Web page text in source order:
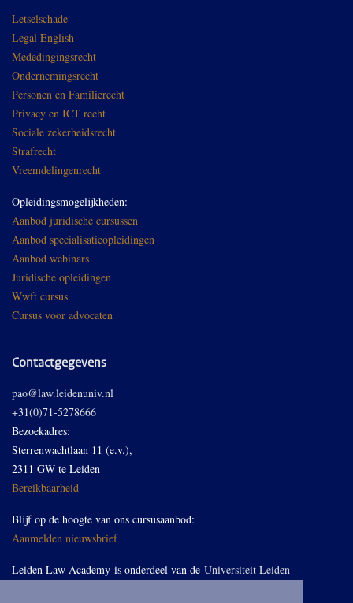
Letselschade
Legal English
Mededingingsrecht
Ondernemingsrecht
Personen en Familierecht
Privacy en ICT recht
Sociale zekerheidsrecht
Strafrecht
Vreemdelingenrecht
Opleidingsmogelijkheden:
Aanbod juridische cursussen
Aanbod specialisatieopleidingen
Aanbod webinars
Juridische opleidingen
Wwft cursus
Cursus voor advocaten
Contactgegevens
pao@law.leidenuniv.nl
+31(0)71-5278666
Bezoekadres:
Sterrenwachtlaan 11 (e.v.),
2311 GW te Leiden
Bereikbaarheid
Blijf op de hoogte van ons cursusaanbod:
Aanmelden nieuwsbrief
Leiden Law Academy is onderdeel van de Universiteit Leiden